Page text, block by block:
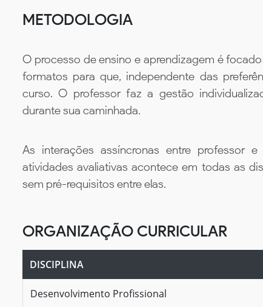
METODOLOGIA
O processo de ensino e aprendizagem é
formatos para que, independente das
curso. O professor faz a gestão
durante sua caminhada.
As interações assíncronas entre professor
atividades avaliativas acontece em todas as
sem pré-requisitos entre elas.
ORGANIZAÇÃO CURRICULAR
DISCIPLINA
Desenvolvimento Profissional